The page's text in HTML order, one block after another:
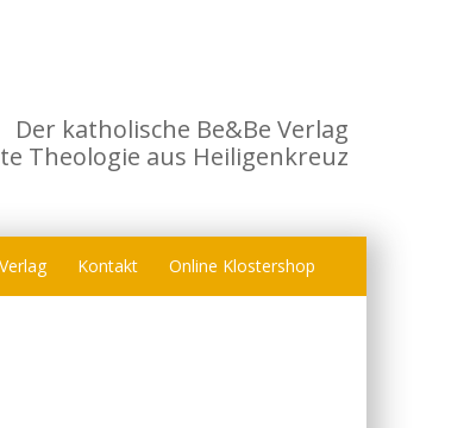
Der katholische Be&Be Verlag
Theologie aus Heiligenkreuz
Kontakt Online Klostershop